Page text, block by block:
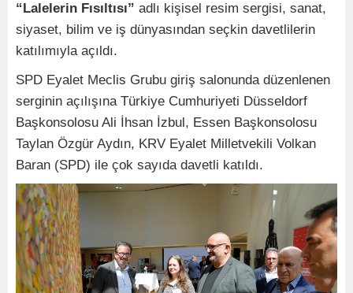
“Lalelerin Fısıltısı” adlı kişisel resim sergisi, sanat,
siyaset, bilim ve iş dünyasından seçkin davetlilerin
katılımıyla açıldı.
SPD Eyalet Meclis Grubu giriş salonunda düzenlenen
serginin açılışına Türkiye Cumhuriyeti Düsseldorf
Başkonsolosu Ali İhsan İzbul, Essen Başkonsolosu
Taylan Özgür Aydın, KRV Eyalet Milletvekili Volkan
Baran (SPD) ile çok sayıda davetli katıldı.